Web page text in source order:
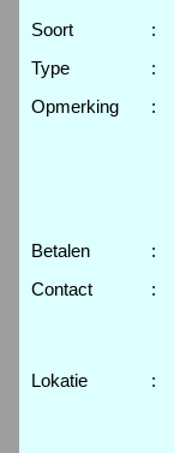
Soort
:
Type
:
Opmerking
:
Betalen
:
Contact
:
Lokatie :